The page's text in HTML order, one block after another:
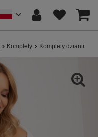
Komplety Komplety dzianinowe